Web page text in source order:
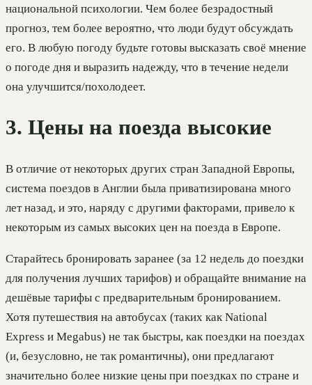
национальной психологии. Чем более безрадостный
прогноз, тем более вероятно, что люди будут обсуждать
его. В любую погоду будьте готовы высказать своё мнение
о погоде дня и выразить надежду, что в течение недели
она улучшится/похолодеет.
3. Цены на поезда высокие
В отличие от некоторых других стран Западной Европы,
система поездов в Англии была приватизирована много
лет назад, и это, наряду с другими факторами, привело к
некоторым из самых высоких цен на поезда в Европе.
Старайтесь бронировать заранее (за 12 недель до поездки
для получения лучших тарифов) и обращайте внимание на
дешёвые тарифы с предварительным бронированием.
Хотя путешествия на автобусах (таких как National
Express и Megabus) не так быстры, как поездки на поездах
(и, безусловно, не так романтичны), они предлагают
значительно более низкие цены при поездках по стране и